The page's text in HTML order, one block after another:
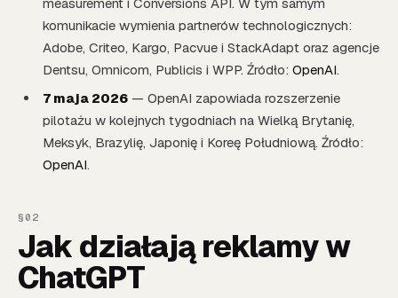
komunikacie wymienia partnerów technologicznych:
Adobe, Criteo, Kargo, Pacvue i StackAdapt oraz agencje
Dentsu, Omnicom, Publicis i WPP. Źródło: OpenAI.
7 maja 2026 — OpenAI zapowiada rozszerzenie
pilotażu w kolejnych tygodniach na Wielką Brytanię,
Meksyk, Brazylię, Japonię i Koreę Południową. Źródło:
OpenAI.
Jak działają reklamy w
ChatGPT